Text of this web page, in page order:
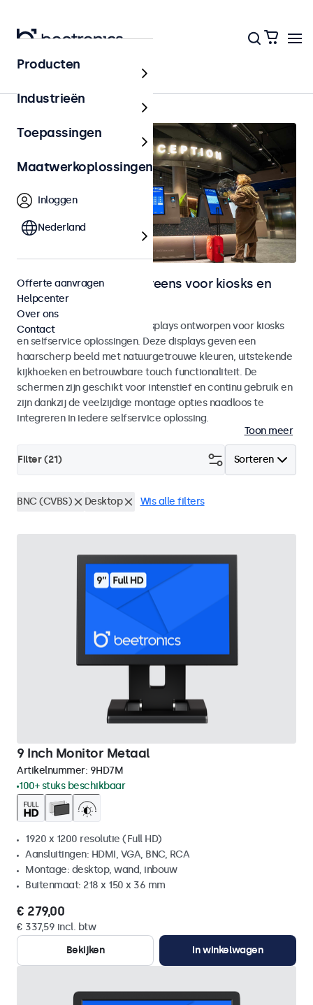
Home
Monitoren en touchscreens voor kiosks en
selfservice
Monitoren en touchscreen displays ontworpen voor kiosks
en selfservice oplossingen. Deze displays geven een
haarscherp beeld met natuurgetrouwe kleuren, uitstekende
kijkhoeken en betrouwbare touch functionaliteit. De
schermen zijn geschikt voor intenstief en continu gebruik en
zijn dankzij de veelzijdige montage opties naadloos te
integreren in iedere selfservice oplossing.
Toon meer
Sorteren
Filter (21)
BNC (CVBS) Desktop Wis alle filters
9 Inch Monitor Metaal
Artikelnummer: 9HD7M
100+ stuks beschikbaar
1920 x 1200 resolutie (Full HD)
Aansluitingen: HDMI, VGA, BNC, RCA
Montage: desktop, wand, inbouw
Buitenmaat: 218 x 150 x 36 mm
€ 279,00
€ 337,59 incl. btw
Bekijken
In winkelwagen
Producten
Industrieën
Toepassingen
Maatwerkoplossingen
Inloggen
Nederland
Offerte aanvragen
Helpcenter
Over ons
Contact